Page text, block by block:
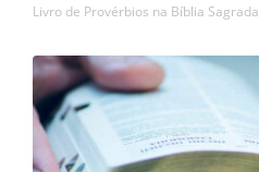
Livro de Provérbios na Bíblia Sagrada